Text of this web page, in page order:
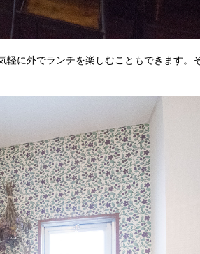
に外でランチを楽しむこともできます。